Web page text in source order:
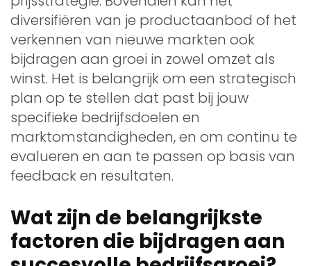
diversifiëren van je productaanbod of het
verkennen van nieuwe markten ook
bijdragen aan groei in zowel omzet als
winst. Het is belangrijk om een strategisch
plan op te stellen dat past bij jouw
specifieke bedrijfsdoelen en
marktomstandigheden, en om continu te
evalueren en aan te passen op basis van
feedback en resultaten.
Wat zijn de belangrijkste
factoren die bijdragen aan